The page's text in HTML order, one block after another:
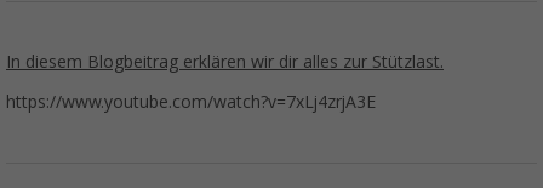
In diesem Blogbeitrag erklären wir dir alles zur Stützlast.
https://www.youtube.com/watch?v=7xLj4zrjA3E